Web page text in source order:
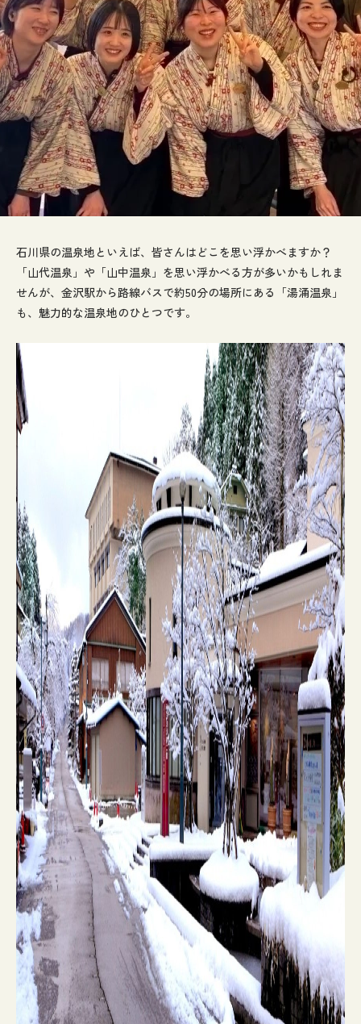
石川県の温泉地といえば、皆さんはどこを思い浮かべますか？
「山代温泉」や「山中温泉」を思い浮かべる方が多いかもしれま
せんが、金沢駅から路線バスで約50分の場所にある「湯涌温泉」
も、魅力的な温泉地のひとつです。